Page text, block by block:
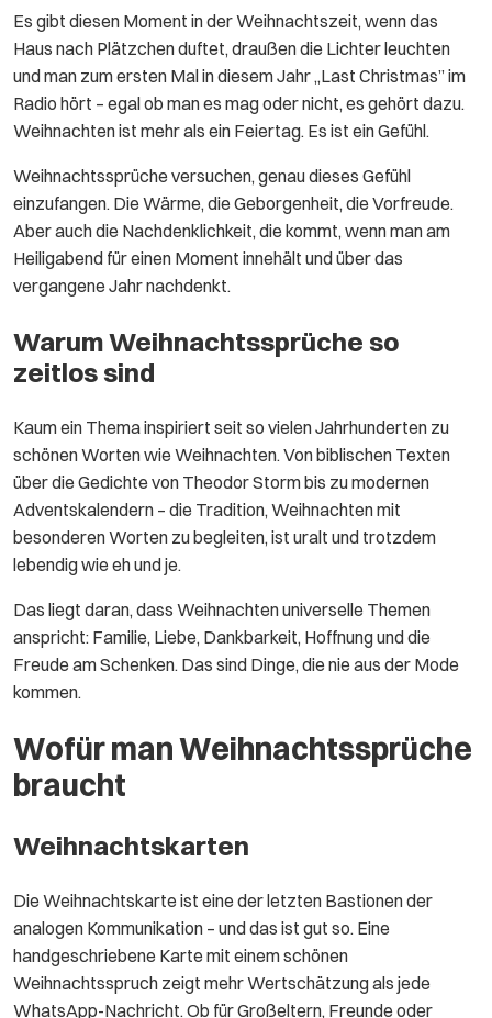
Es gibt diesen Moment in der Weihnachtszeit, wenn das
Haus nach Plätzchen duftet, draußen die Lichter leuchten
und man zum ersten Mal in diesem Jahr „Last Christmas” im
Radio hört – egal ob man es mag oder nicht, es gehört dazu.
Weihnachten ist mehr als ein Feiertag. Es ist ein Gefühl.
Weihnachtssprüche versuchen, genau dieses Gefühl
einzufangen. Die Wärme, die Geborgenheit, die Vorfreude.
Aber auch die Nachdenklichkeit, die kommt, wenn man am
Heiligabend für einen Moment innehält und über das
vergangene Jahr nachdenkt.
Warum Weihnachtssprüche so
zeitlos sind
Kaum ein Thema inspiriert seit so vielen Jahrhunderten zu
schönen Worten wie Weihnachten. Von biblischen Texten
über die Gedichte von Theodor Storm bis zu modernen
Adventskalendern – die Tradition, Weihnachten mit
besonderen Worten zu begleiten, ist uralt und trotzdem
lebendig wie eh und je.
Das liegt daran, dass Weihnachten universelle Themen
anspricht: Familie, Liebe, Dankbarkeit, Hoffnung und die
Freude am Schenken. Das sind Dinge, die nie aus der Mode
kommen.
Wofür man Weihnachtssprüche
braucht
Weihnachtskarten
Die Weihnachtskarte ist eine der letzten Bastionen der
analogen Kommunikation – und das ist gut so. Eine
handgeschriebene Karte mit einem schönen
Weihnachtsspruch zeigt mehr Wertschätzung als jede
WhatsApp-Nachricht. Ob für Großeltern, Freunde oder